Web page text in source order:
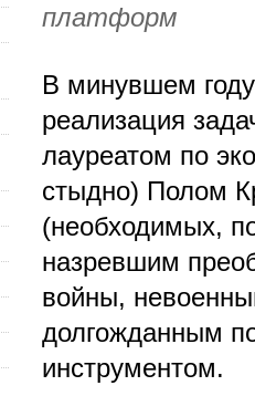
платформ
В минувшем
реализация
лауреатом по
стыдно) Полом
(необходимых,
назревшим
войны,
долгожданным
инструментом.